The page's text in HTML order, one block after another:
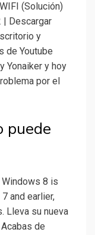
(Solución)
| Descargar
y
de Youtube
Yonaiker y hoy
por el
puede
Windows 8 is
and earlier,
Lleva su nueva
de